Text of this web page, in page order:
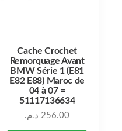
Cache Crochet
Remorquage Avant
BMW Série 1 (E81
E82 E88) Maroc de
04 à 07 =
51117136634
256.00 د.م.